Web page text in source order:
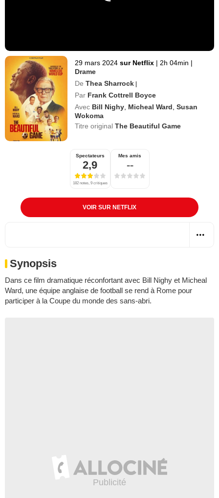
29 mars 2024 sur Netflix | 2h 04min |
Drame
De Thea Sharrock |
Par Frank Cottrell Boyce
Avec Bill Nighy Micheal Ward ,Susan
Wokoma
Titre originalThe Beautiful Game
Spectateurs
2,9
182 notes, 9 critiques
Mes amis
--
VOIR SUR NETFLIX
Synopsis
Dans ce film dramatique réconfortant avec Bill Nighy et Micheal
Ward, une équipe anglaise de football se rend à Rome pour
participer à la Coupe du monde des sans-abri.